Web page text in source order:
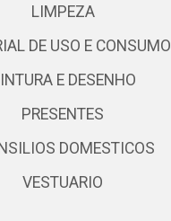
LIMPEZA
DE USO E CONSUMO
E DESENHO
PRESENTES
DOMESTICOS
VESTUARIO